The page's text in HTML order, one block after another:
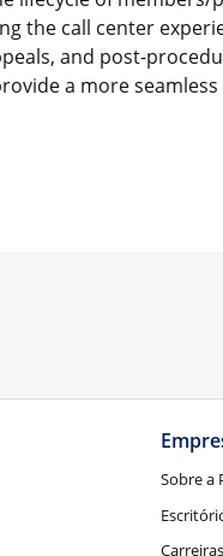
the call center
and post-
a more
Sobre a
Carreiras